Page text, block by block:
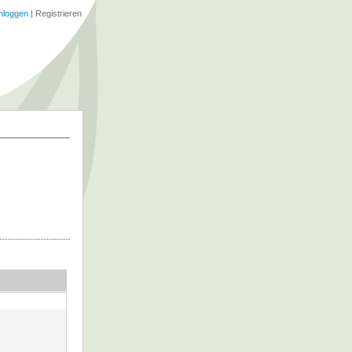
| Registrieren